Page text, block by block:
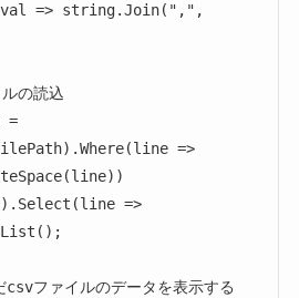
=> string.Join(",",
=>